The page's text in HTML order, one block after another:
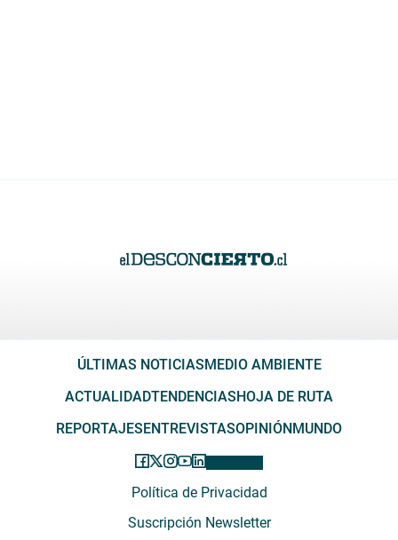
ÚLTIMAS NOTICIASMEDIO AMBIENTE
ACTUALIDADTENDENCIASHOJA DE RUTA
REPORTAJESENTREVISTASOPINIÓNMUNDO
Política de Privacidad
Suscripción Newsletter